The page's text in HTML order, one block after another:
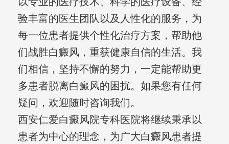
验丰富的医生团队以及人性化的服务，为
每一位患者提供个性化治疗方案，帮助他
们战胜白癜风，重获健康自信的生活。我
们相信，坚持不懈的努力，一定能帮助更
多患者脱离白癜风的困扰。如果您有任何
疑问，欢迎随时咨询我们。
西安仁爱白癜风院专科医院将继续秉承以
患者为中心的理念，为广大白癜风患者提